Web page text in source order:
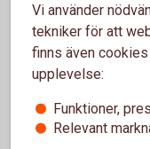
gräns för att
över 400 kr
kod. Denna
I vilka
För att du
terminalen
Vi använder
tekniker för att
finns även
upplevelse:
Funktioner,
Relevant